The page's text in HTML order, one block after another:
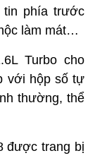
tin phía trước
làm mát…
Turbo cho
với hộp số tự
thường, thể
được trang bị